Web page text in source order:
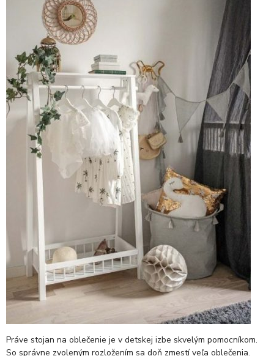
Práve stojan na oblečenie je v detskej izbe skvelým pomocníkom.
So správne zvoleným rozložením sa doň zmestí veľa oblečenia.